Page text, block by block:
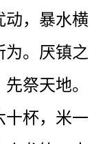
动，暴水横
为。厌镇之
祭天地。
十杯，米一